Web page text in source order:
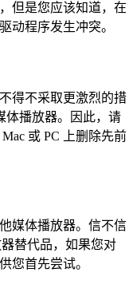
但是您应该知道，在
动程序发生冲突。
得不采取更激烈的措
体播放器。因此，请
或 PC 上删除先前
媒体播放器。信不信
替代品，如果您对
您首先尝试。